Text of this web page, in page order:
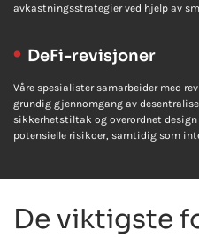
avkastningsstrategier ved hjelp av
DeFi-revisjoner
Våre spesialister samarbeider med
grundig gjennomgang av
sikkerhetstiltak og overordnet
potensielle risikoer, samtidig som
De viktigste